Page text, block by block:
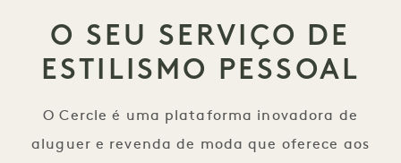
O SEU SERVIÇO DE
ESTILISMO PESSOAL
O Cercle é uma plataforma inovadora de
aluguer e revenda de moda que oferece aos